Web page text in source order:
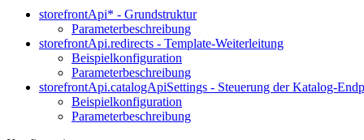
storefrontApi* - Grundstruktur
Parameterbeschreibung
storefrontApi.redirects - Template-Weiterleitung
Beispielkonfiguration
Parameterbeschreibung
storefrontApi.catalogApiSettings - Steuerung der Katalog-
Beispielkonfiguration
Parameterbeschreibung